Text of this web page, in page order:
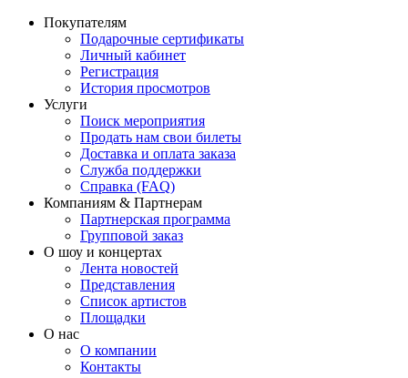
Покупателям
Подарочные сертификаты
Личный кабинет
Регистрация
История просмотров
Услуги
Поиск мероприятия
Продать нам свои билеты
Доставка и оплата заказа
Служба поддержки
Справка (FAQ)
Компаниям & Партнерам
Партнерская программа
Групповой заказ
О шоу и концертах
Лента новостей
Представления
Список артистов
Площадки
О нас
О компании
Контакты